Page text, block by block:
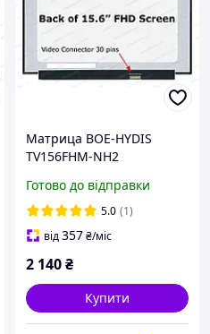
Матрица BOE-HYDIS
TV156FHM-NH2
Готово до відправки
5.0 (1)
від357₴/міс
2 140₴
Купити